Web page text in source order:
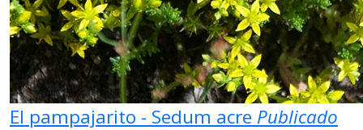
El pampajarito - Sedum acre Publicado